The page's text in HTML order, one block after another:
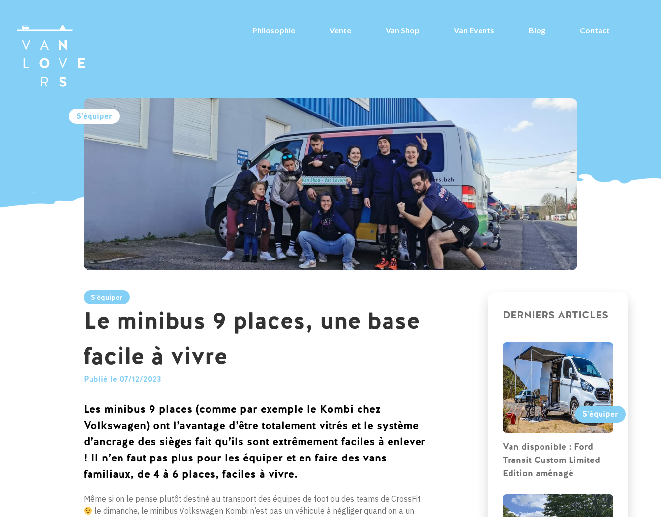
Philosophie Vente Van Shop Van Events Blog Contact
S'équiper
S'équiper
Le minibus 9 places, une base
facile à vivre
Publié le 07/12/2023
Les minibus 9 places (comme par exemple le Kombi chez
Volkswagen) ont l’avantage d’être totalement vitrés et le système
d’ancrage des sièges fait qu’ils sont extrêmement faciles à enlever
! Il n’en faut pas plus pour les équiper et en faire des vans
familiaux, de 4 à 6 places, faciles à vivre.
Même si on le pense plutôt destiné au transport des équipes de foot ou des teams de CrossFit
le dimanche, le minibus Volkswagen Kombi n’est pas un véhicule à négliger quand on a un
DERNIERS ARTICLES
Van disponible : Ford
Transit Custom Limited
Edition aménagé
S'équiper